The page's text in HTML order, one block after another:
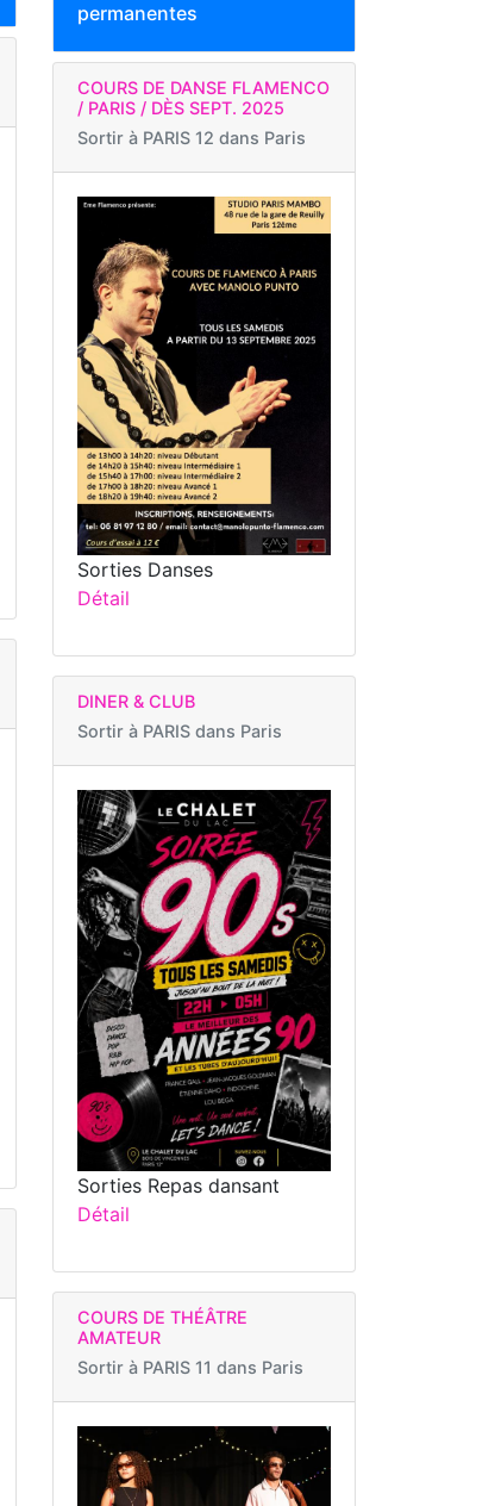
permanentes
COURS DE DANSE FLAMENCO
/ PARIS / DÈS SEPT. 2025
Sortir à PARIS 12 dans Paris
Sorties Danses
Détail
DINER & CLUB
Sortir à PARIS dans Paris
Sorties Repas dansant
Détail
COURS DE THÉÂTRE
AMATEUR
Sortir à PARIS 11 dans Paris